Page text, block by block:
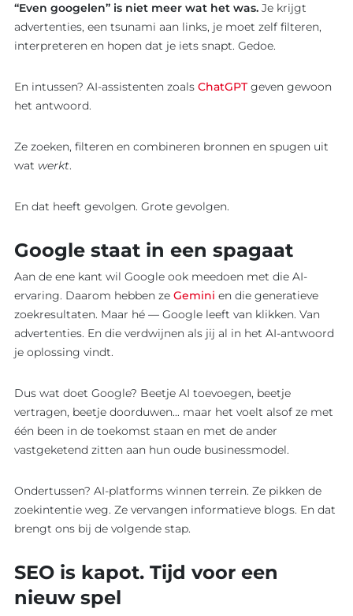
Websites
Overzicht
“Even googelen” is niet meer wat het was. Je krijgt
advertenties, een tsunami aan links, je moet zelf filteren,
interpreteren en hopen dat je iets snapt. Gedoe.
En intussen? AI-assistenten zoals ChatGPTgeven gewoon
het antwoord.
Ze zoeken, filteren en combineren bronnen en spugen uit
wat werkt.
En dat heeft gevolgen. Grote gevolgen.
Google staat in een spagaat
Aan de ene kant wil Google ook meedoen met die AI-
ervaring. Daarom hebben ze Gemini en die generatieve
zoekresultaten. Maar hé — Google leeft van klikken. Van
advertenties. En die verdwijnen als jij al in het AI-antwoord
je oplossing vindt.
Dus wat doet Google? Beetje AI toevoegen, beetje
vertragen, beetje doorduwen… maar het voelt alsof ze met
één been in de toekomst staan en met de ander
vastgeketend zitten aan hun oude businessmodel.
Ondertussen? AI-platforms winnen terrein. Ze pikken de
zoekintentie weg. Ze vervangen informatieve blogs. En dat
brengt ons bij de volgende stap.
SEO is kapot. Tijd voor een
nieuw spel